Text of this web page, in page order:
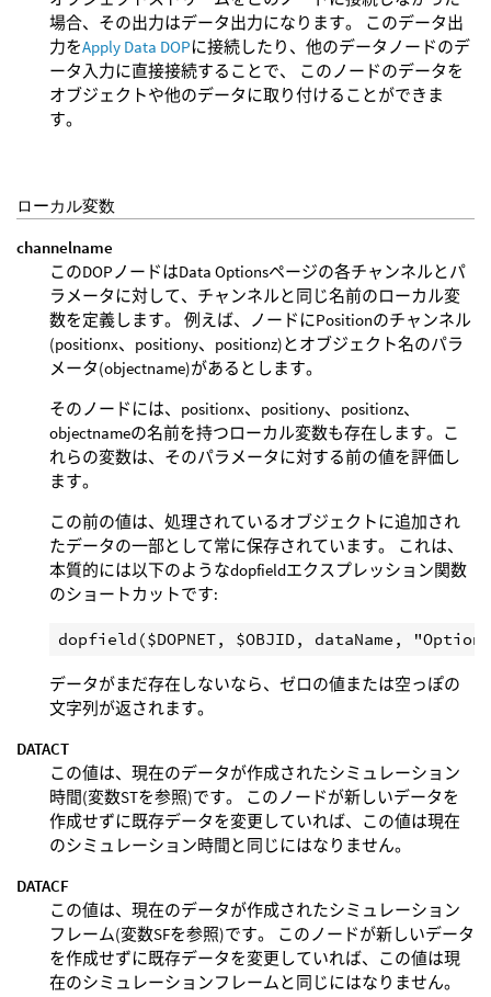
場合、その出力はデータ出力になります。 このデータ出
力をApply Data DOPに接続したり、他のデータノードのデ
ータ入力に直接接続することで、 このノードのデータを
オブジェクトや他のデータに取り付けることができま
す。
ローカル変数
channelname
このDOPノードはData Optionsページの各チャンネルとパ
ラメータに対して、チャンネルと同じ名前のローカル変
数を定義します。 例えば、ノードにPositionのチャンネル
(positionx、positiony、positionz)とオブジェクト名のパラ
メータ(objectname)があるとします。
そのノードには、positionx、positiony、positionz、
objectnameの名前を持つローカル変数も存在します。こ
れらの変数は、そのパラメータに対する前の値を評価し
ます。
この前の値は、処理されているオブジェクトに追加され
たデータの一部として常に保存されています。 これは、
本質的には以下のようなdopfieldエクスプレッション関数
のショートカットです:
データがまだ存在しないなら、ゼロの値または空っぽの
文字列が返されます。
DATACT
この値は、現在のデータが作成されたシミュレーション
時間(変数STを参照)です。 このノードが新しいデータを
作成せずに既存データを変更していれば、この値は現在
のシミュレーション時間と同じにはなりません。
DATACF
この値は、現在のデータが作成されたシミュレーション
フレーム(変数SFを参照)です。 このノードが新しいデータ
を作成せずに既存データを変更していれば、この値は現
在のシミュレーションフレームと同じにはなりません。